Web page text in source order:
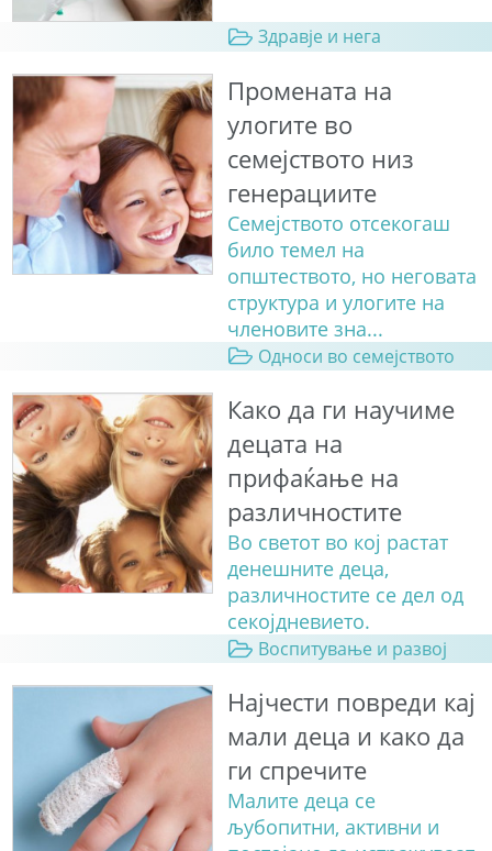
Здравје и нега
Промената на
улогите во
семејството низ
генерациите
Семејството отсекогаш
било темел на
општеството, но неговата
структура и улогите на
членовите зна...
Односи во семејството
Како да ги научиме
децата на
прифаќање на
различностите
Во светот во кој растат
денешните деца,
различностите се дел од
секојдневието.
Воспитување и развој
Најчести повреди кај
мали деца и како да
ги спречите
Малите деца се
љубопитни, активни и